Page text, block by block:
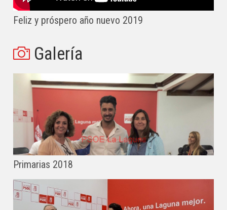
Feliz y próspero año nuevo 2019
Galería
Primarias 2018